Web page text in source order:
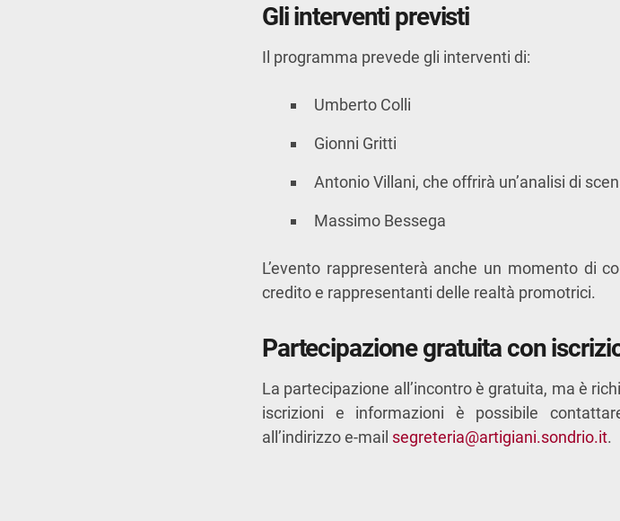
Gli interventi previsti
Il programma prevede gli interventi di:
Umberto Colli
Gionni Gritti
Antonio Villani, che offrirà un’analisi di
Massimo Bessega
L’evento rappresenterà anche un momento di
credito e rappresentanti delle realtà promotrici.
Partecipazione gratuita con
La partecipazione all’incontro è gratuita, ma è
iscrizioni e informazioni è possibile
all’indirizzo e-mail segreteria@artigiani.sondrio.it.